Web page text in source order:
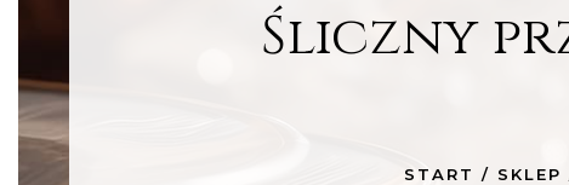
Śliczny
START / SKLEP